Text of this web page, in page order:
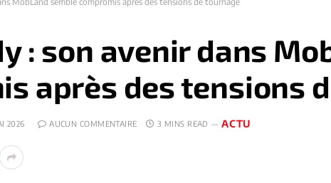
: son avenir dans
après des tensions
2026 AUCUN COMMENTAIRE 3 MINS READ ACTU